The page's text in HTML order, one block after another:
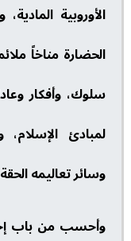
الأوروبية
الحضارة مناخاً
سلوك، وأفكار
لمبادئ
وسائر تعاليمه
وأحسب من باب